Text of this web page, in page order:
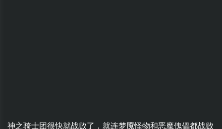
神之骑士团很快就战败了，就连梦魇怪物和恶魔傀儡都战败